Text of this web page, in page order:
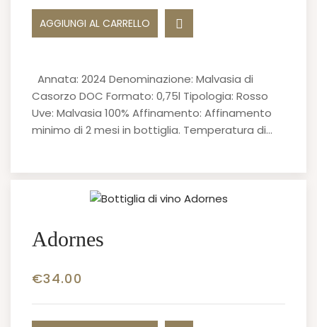
AGGIUNGI AL CARRELLO
Annata: 2024 Denominazione: Malvasia di
Casorzo DOC Formato: 0,75l Tipologia: Rosso
Uve: Malvasia 100% Affinamento: Affinamento
minimo di 2 mesi in bottiglia. Temperatura di…
Adornes
€34.00